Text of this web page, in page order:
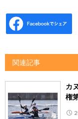
関連記事
カ
権